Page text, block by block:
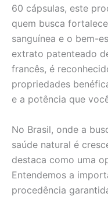
60 cápsulas, este
quem busca
sanguínea e o bem-
extrato patenteado
francês, é
propriedades
e a potência que
No Brasil, onde a
saúde natural é
destaca como uma
Entendemos a
procedência